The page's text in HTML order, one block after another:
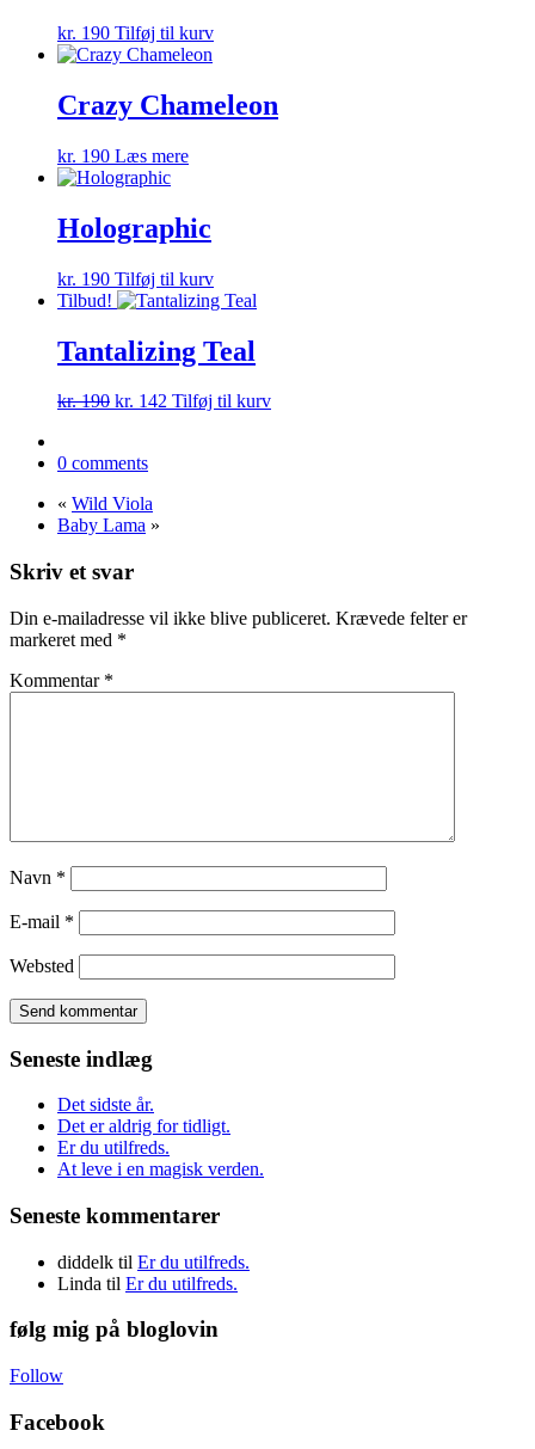
kr. 190 Tilføj til kurv
Crazy Chameleon
kr. 190 Læs mere
Holographic
kr. 190 Tilføj til kurv
Tilbud!
Tantalizing Teal
kr.190 Den
var:
kr. 142 Den
Tilføj til kurv
0 comments
« Wild Viola
Baby Lama »
Skriv et svar
Din e-mailadresse vil ikke blive publiceret. Krævede felter er
markeret med *
Kommentar *
Navn *
E-mail *
Websted
Seneste indlæg
Det sidste år.
Det er aldrig for tidligt.
Er du utilfreds.
At leve i en magisk verden.
Seneste kommentarer
diddelk til Er du utilfreds.
Linda til Er du utilfreds.
følg mig på bloglovin
Follow
Facebook